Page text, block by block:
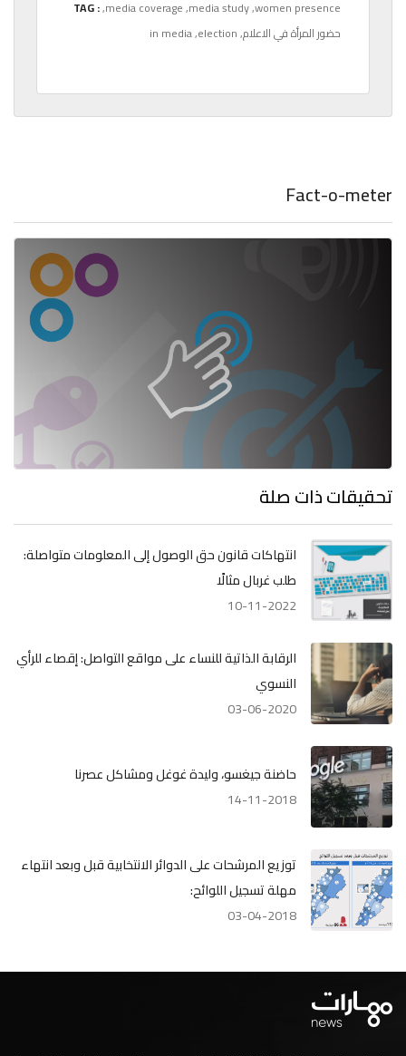
TAG :,media coverage,media study,women presence
in media,election ,حضور المرأة في الاعلام
Fact-o-meter
تحقيقات ذات صلة
انتهاكات قانون حق الوصول إلى المعلومات متواصلة:
طلب غربال مثالًا
10-11-2022
الرقابة الذاتية للنساء على مواقع التواصل: إقصاء للرأي
النسوي
03-06-2020
حاضنة جيغسو، وليدة غوغل ومشاكل عصرنا
14-11-2018
توزيع المرشحات على الدوائر الانتخابية قبل وبعد انتهاء
مهلة تسجيل اللوائح:
03-04-2018